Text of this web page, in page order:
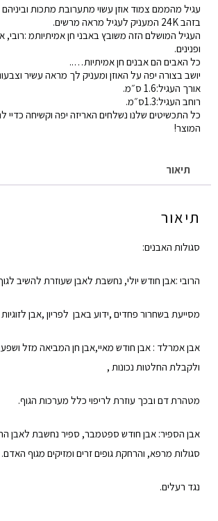
רובי
אמרל
ספיר
וקורל
אמיתי
בזהב 24K המעניק לעגיל מראה מרשים.
העגיל המושלם הזה משובץ באבני חן אמיתיותמ
ופנינים.
כל האבים הם אבנים חן אמיתיות…..
יושב בצורה יפה על האוזן ומעניק לך מראה עשיר
אורך העגיל:1.6 ס״מ.
רוחב העגיל:1.3ס״מ.
כל התכשיטים שלנו נשלחים האריזה יפה וקשיחה
המוצר!
תיאור
תיאור
סגולות האבנים:
הרובי :אבן חודש יולי, נחשבת לאבן שעוזרת להשיב
מסייעת בשחרור פחדים ,ידוע באבן לפריון ,אבן
אבן אמרלד : אבן חודש מאיי,אבן חן המביאה מזל ושפע,
ולקבלת החלטות נכונות ,
מטהרת דם ובכך עוזרת לריפוי כלל מערכות הגוף.
אבן הספיר: אבן חודש ספטמבר, ספיר נחשבת לאבן
סגולות מרפא, והרחקת גופים זרים ומזיקים מגוף האדם.
נגד רעלים.